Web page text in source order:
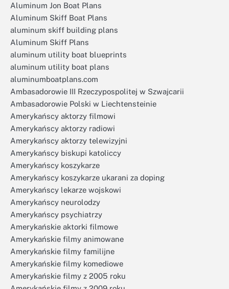
Aluminum Jon Boat Plans
Aluminum Skiff Boat Plans
aluminum skiff building plans
Aluminum Skiff Plans
aluminum utility boat blueprints
aluminum utility boat plans
aluminumboatplans.com
Ambasadorowie III Rzeczypospolitej w Szwajcarii
Ambasadorowie Polski w Liechtensteinie
Amerykańscy aktorzy filmowi
Amerykańscy aktorzy radiowi
Amerykańscy aktorzy telewizyjni
Amerykańscy biskupi katoliccy
Amerykańscy koszykarze
Amerykańscy koszykarze ukarani za doping
Amerykańscy lekarze wojskowi
Amerykańscy neurolodzy
Amerykańscy psychiatrzy
Amerykańskie aktorki filmowe
Amerykańskie filmy animowane
Amerykańskie filmy familijne
Amerykańskie filmy komediowe
Amerykańskie filmy z 2005 roku